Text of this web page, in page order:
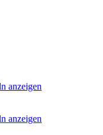
anzeigen
anzeigen